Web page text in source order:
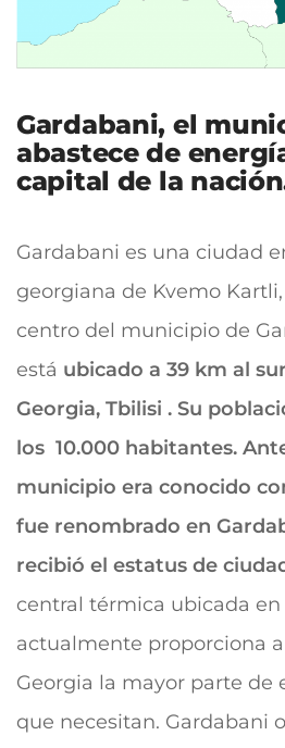
Gardabani, el
abastece de
capital de la
Gardabani es una ciudad
georgiana de Kvemo
centro del municipio de
está ubicado a 39 km al
Georgia, Tbilisi . Su
los 10.000 habitantes.
municipio era conocido
fue renombrado en
recibió el estatus de
central térmica ubicada en
actualmente proporciona
Georgia la mayor parte de
que necesitan. Gardabani